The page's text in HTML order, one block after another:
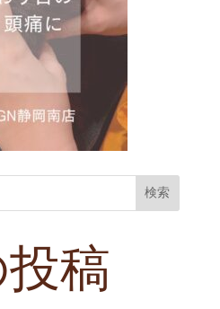
検索
稿